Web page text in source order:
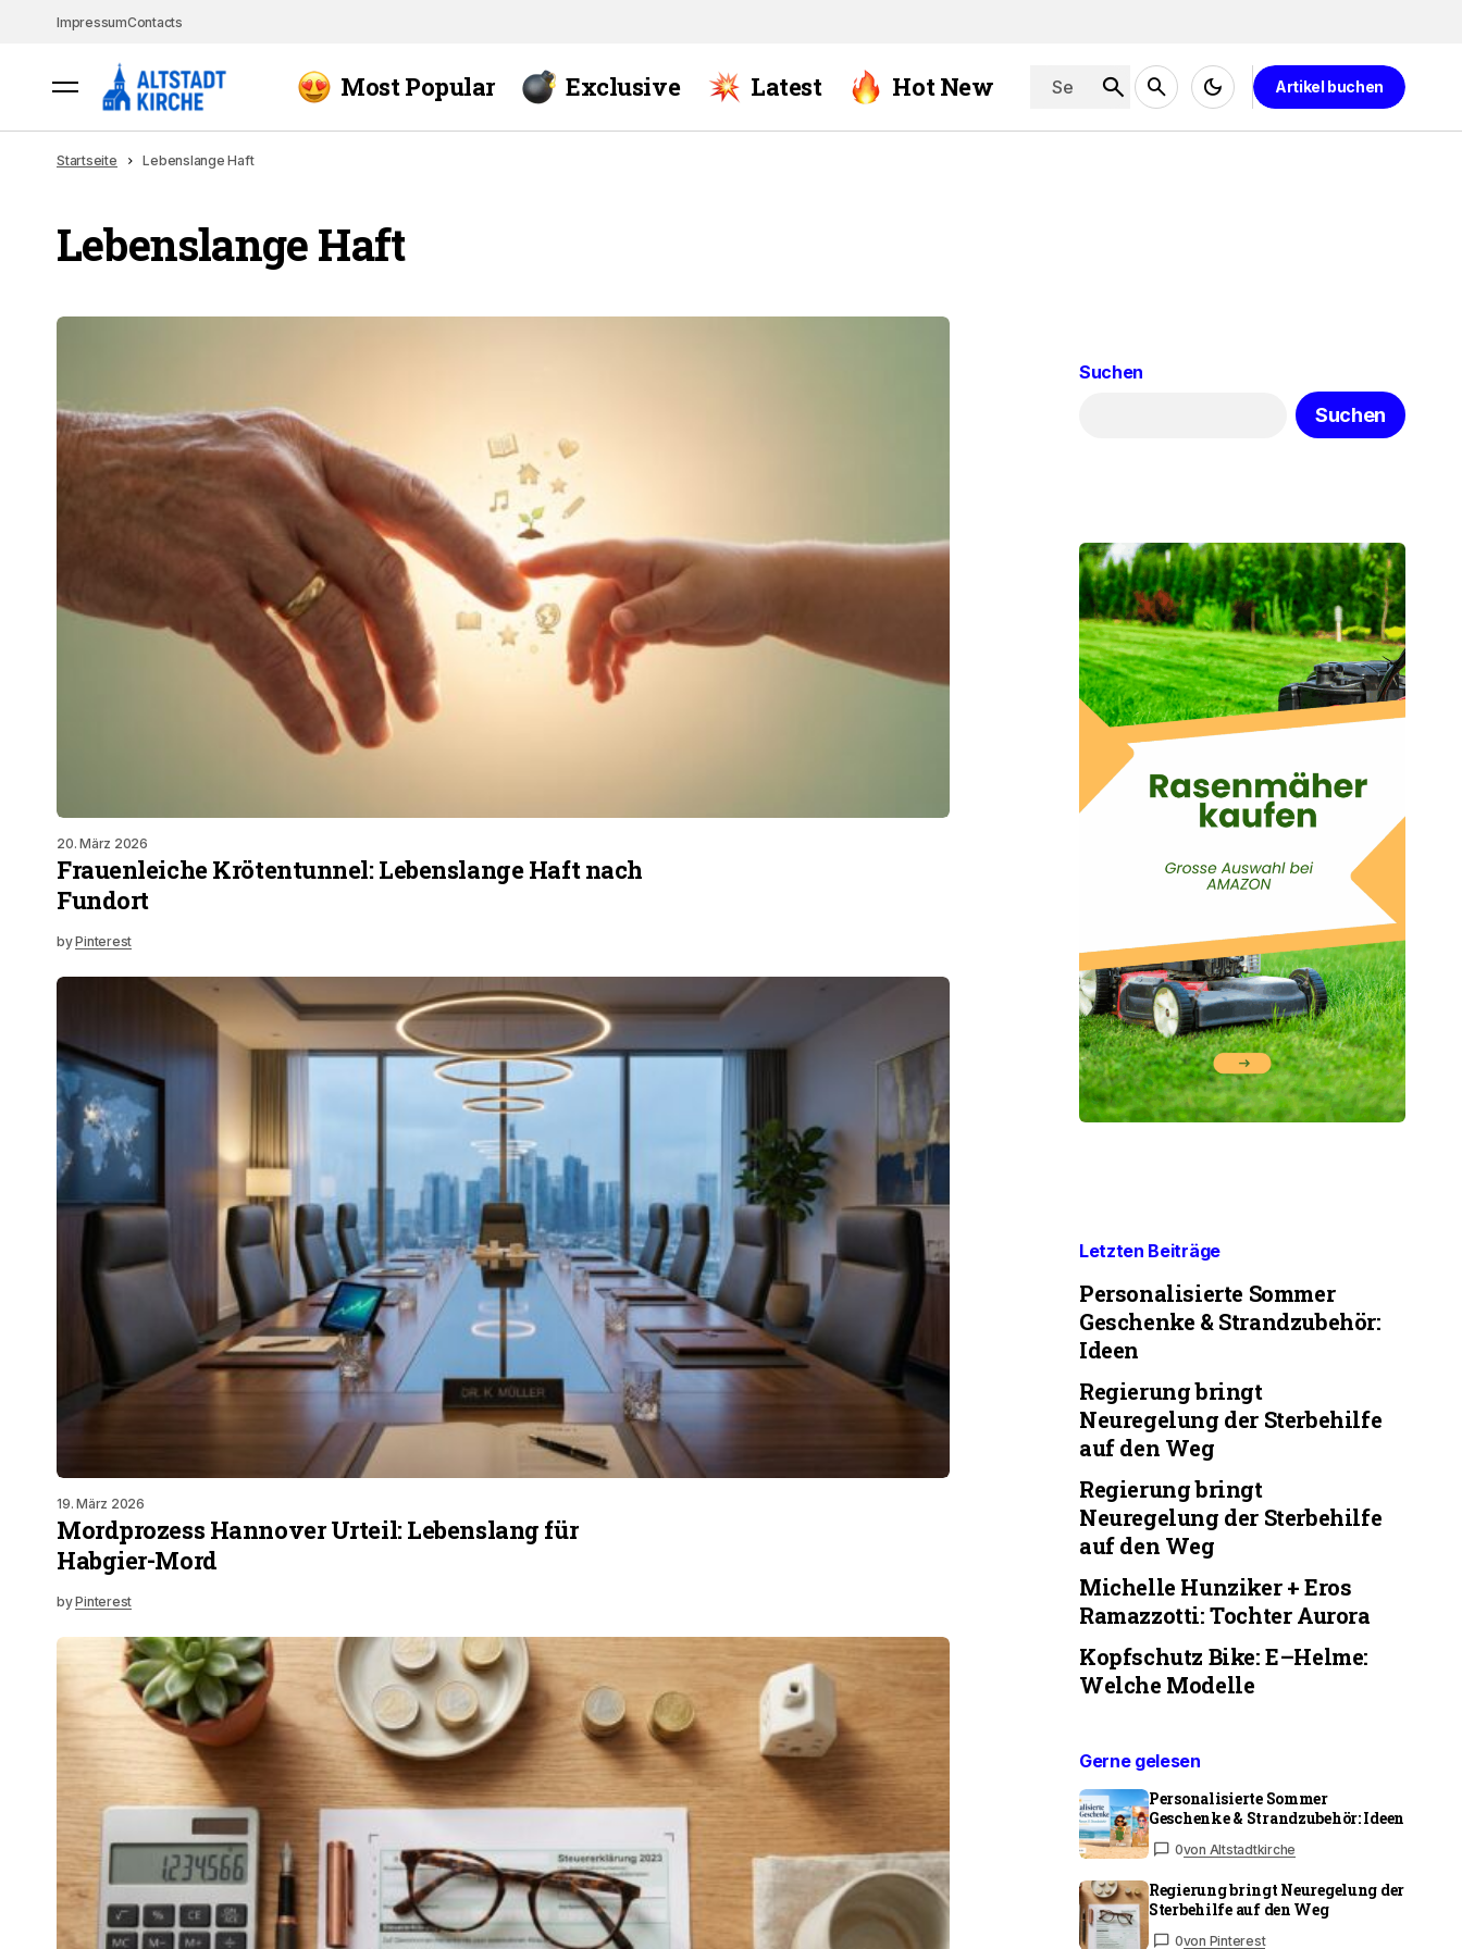
ImpressumContacts
Most Popular Exclusive Latest Hot New Artikel buchen
Startseite Lebenslange Haft
Lebenslange Haft
20. März 2026
Frauenleiche Krötentunnel: Lebenslange Haft nach
Fundort
byPinterest
19. März 2026
Mordprozess Hannover Urteil: Lebenslang für
Habgier-Mord
byPinterest
Suchen
Suchen
Letzten Beiträge
Personalisierte Sommer
Geschenke & Strandzubehör:
Ideen
Regierung bringt
Neuregelung der Sterbehilfe
auf den Weg
Regierung bringt
Neuregelung der Sterbehilfe
auf den Weg
Michelle Hunziker + Eros
Ramazzotti: Tochter Aurora
Kopfschutz Bike: E–Helme:
Welche Modelle
Gerne gelesen
Personalisierte Sommer
Geschenke & Strandzubehör: Ideen
0von Altstadtkirche
Regierung bringt Neuregelung der
Sterbehilfe auf den Weg
0von Pinterest